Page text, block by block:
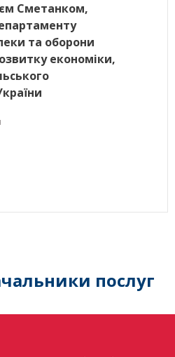
Сметанком,
та оборони
економіки,
послуг